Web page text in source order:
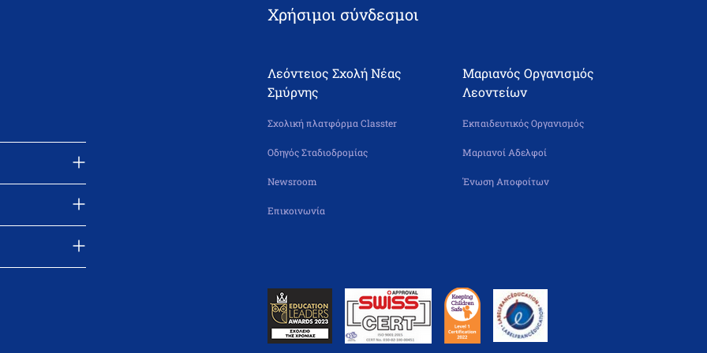
Χρήσιμοι σύνδεσμοι
Λεόντειος Σχολή Νέας
Σμύρνης
Σχολική πλατφόρμα Classter
Οδηγός Σταδιοδρομίας
Newsroom
Επικοινωνία
Μαριανός Οργανισμός
Λεοντείων
Εκπαιδευτικός Οργανισμός
Μαριανοί Αδελφοί
Ένωση Αποφοίτων